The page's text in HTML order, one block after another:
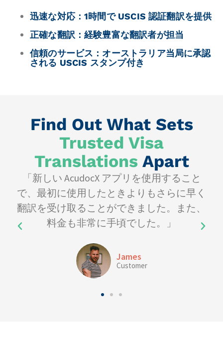
迅速な対応：1時間で USCIS 認証翻訳を提供
正確な翻訳 ：経験豊富な翻訳者が担当
信頼のサービス ：オーストラリア当局に承認
される USCIS スタンプ付き
Find Out What Sets
Trusted Visa
TranslationsApart
「新しい AcudocX アプリを使用すること
で、最初に使用したときよりもさらに早く
翻訳を受け取ることができました。また、
料金も非常に手頃でした。」
James
Customer